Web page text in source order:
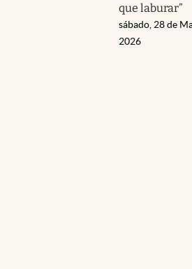
que laburar”
sábado, 28 de
2026